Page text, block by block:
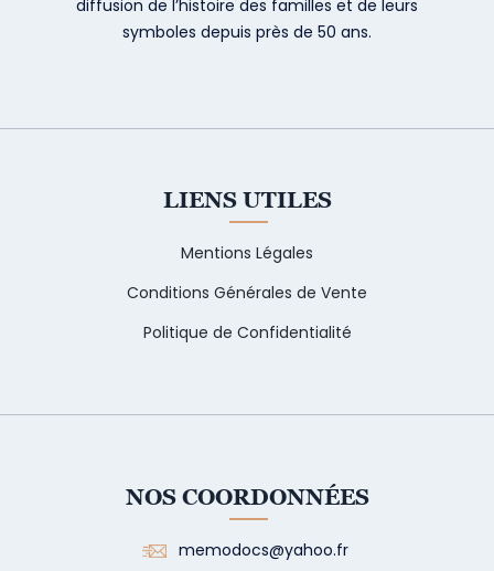
diffusion de l’histoire des familles et de leurs
symboles depuis près de 50 ans.
LIENS UTILES
Mentions Légales
Conditions Générales de Vente
Politique de Confidentialité
NOS COORDONNÉES
memodocs@yahoo.fr